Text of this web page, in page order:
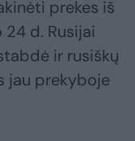
prekes iš
d. Rusijai
ir rusiškų
jau prekyboje